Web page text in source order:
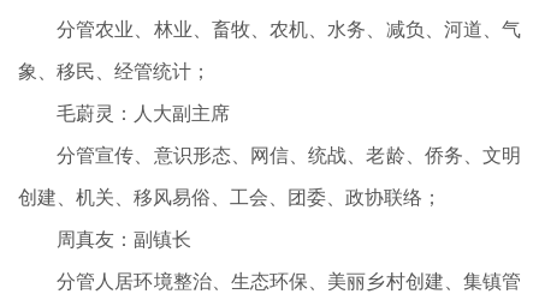
分管农业、林业、畜牧、农机、水务、减负、河道、气
象、移民、经管统计；
毛蔚灵：人大副主席
分管宣传、意识形态、网信、统战、老龄、侨务、文明
创建、机关、移风易俗、工会、团委、政协联络；
周真友：副镇长
分管人居环境整治、生态环保、美丽乡村创建、集镇管